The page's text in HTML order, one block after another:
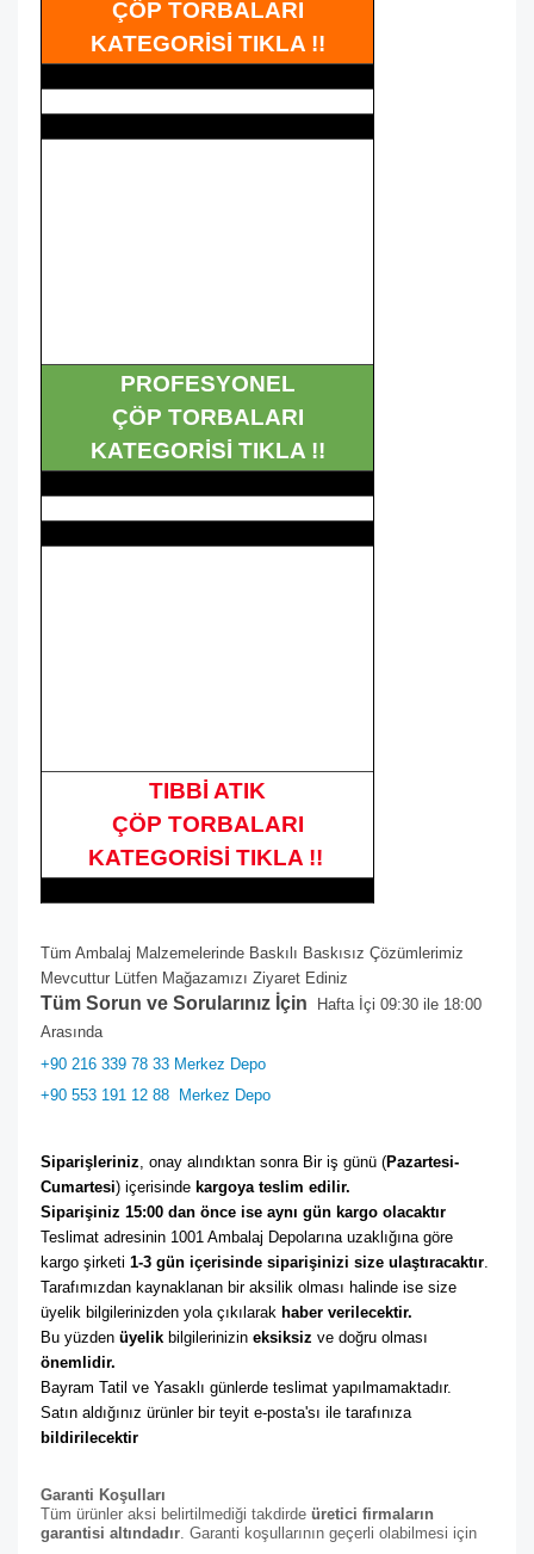
ÇÖP TORBALARI
KATEGORİSİ TIKLA !!
PROFESYONEL
ÇÖP TORBALARI
KATEGORİSİ TIKLA !!
TIBBİ ATIK
ÇÖP TORBALARI
KATEGORİSİ TIKLA !!
Tüm Ambalaj Malzemelerinde Baskılı Baskısız Çözümlerimiz
Mevcuttur Lütfen Mağazamızı Ziyaret Ediniz
Tüm Sorun ve Sorularınız İçin Hafta İçi 09:30 ile 18:00
Arasında
+90 216 339 78 33 Merkez Depo
+90 553 191 12 88 Merkez Depo
Siparişleriniz, onay alındıktan sonra Bir iş günü (Pazartesi-
Cumartesi) içerisinde kargoya teslim edilir.
Siparişiniz 15:00 dan önce ise aynı gün kargo olacaktır
Teslimat adresinin 1001 Ambalaj Depolarına uzaklığına göre
kargo şirketi 1-3 gün içerisinde siparişinizi size ulaştıracaktır.
Tarafımızdan kaynaklanan bir aksilik olması halinde ise size
üyelik bilgilerinizden yola çıkılarak haber verilecektir.
Bu yüzden üyelik bilgilerinizin eksiksiz
önemlidir.
Bayram Tatil ve Yasaklı günlerde teslimat yapılmamaktadır.
Satın aldığınız ürünler bir teyit e-posta'sı ile tarafınıza
bildirilecektir
Garanti Koşulları
Tüm ürünler aksi belirtilmediği takdirde üretici firmaların
garantisi altındadır. Garanti koşullarının geçerli olabilmesi için